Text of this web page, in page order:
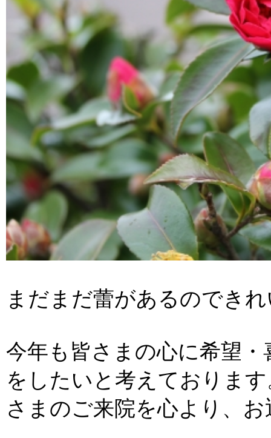
まだまだ蕾があるのでき
今年も皆さまの心に希望
をしたいと考えておりま
さまのご来院を心より、